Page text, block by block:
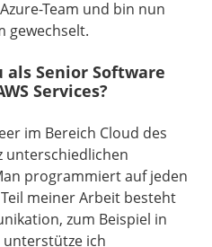
Team und bin nun
gewechselt.
als Senior Software
Services?
im Bereich Cloud des
unterschiedlichen
programmiert auf jeden
meiner Arbeit besteht
zum Beispiel in
unterstütze ich